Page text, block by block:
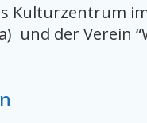
Kulturzentrum
und der Verein